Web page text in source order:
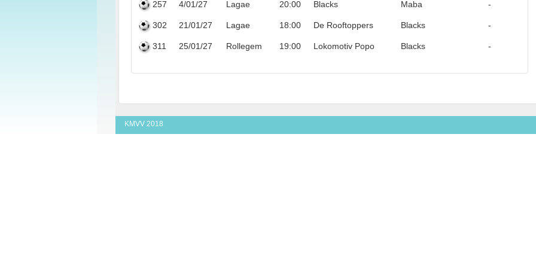
257 4/01/27 Lagae 20:00 Blacks Maba -
302 21/01/27 Lagae 18:00 De Rooftoppers Blacks -
311 25/01/27 Rollegem 19:00 Lokomotiv Popo Blacks -
KMVV 2018